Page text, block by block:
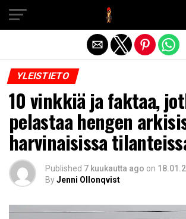
YLEISTIETO
10 vinkkiä ja faktaa,
pelastaa hengen
harvinaisissa
Published 7 kuukautta ago on
ByJenni Ollonqvist
Exit mobile version